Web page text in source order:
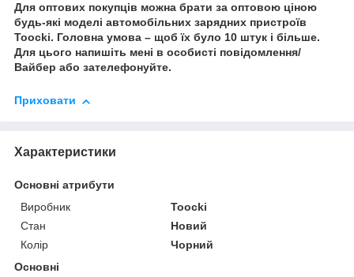
Для оптових покупців можна брати за оптовою ціною
будь-які моделі автомобільних зарядних пристроїв
Toocki. Головна умова – щоб їх було 10 штук і більше.
Для цього напишіть мені в особисті повідомлення/
Вайбер або зателефонуйте.
Приховати
Характеристики
Основні атрибути
Виробник
Toocki
Стан
Новий
Колір
Чорний
Основні